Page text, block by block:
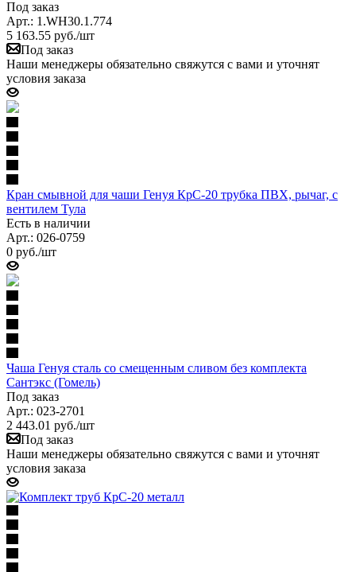
Под заказ
Арт.: 1.WH30.1.774
5 163.55 руб./шт
Под заказ
Наши менеджеры обязательно свяжутся с вами и уточнят
условия заказа
Кран смывной для чаши Генуя КрС-20 трубка ПВХ, рычаг, с
вентилем Тула
Есть в наличии
Арт.: 026-0759
0 руб./шт
Чаша Генуя сталь со смещенным сливом без комплекта
Сантэкс (Гомель)
Под заказ
Арт.: 023-2701
2 443.01 руб./шт
Под заказ
Наши менеджеры обязательно свяжутся с вами и уточнят
условия заказа